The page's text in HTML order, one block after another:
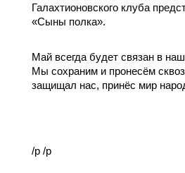
Галахтионовского клуба
«Сыны полка».
Май всегда будет связан в
Мы сохраним и пронесём
защищал нас, принёс мир
/p /p